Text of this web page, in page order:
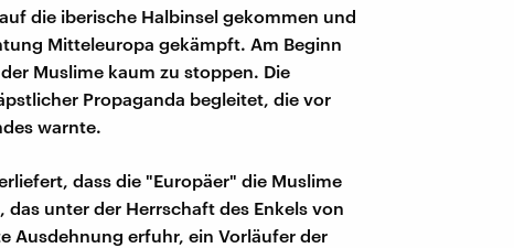
die iberische Halbinsel gekommen und
Mitteleuropa gekämpft. Am Beginn
Muslime kaum zu stoppen. Die
Propaganda begleitet, die vor
warnte.
dass die "Europäer" die Muslime
unter der Herrschaft des Enkels von
Ausdehnung erfuhr, ein Vorläufer der